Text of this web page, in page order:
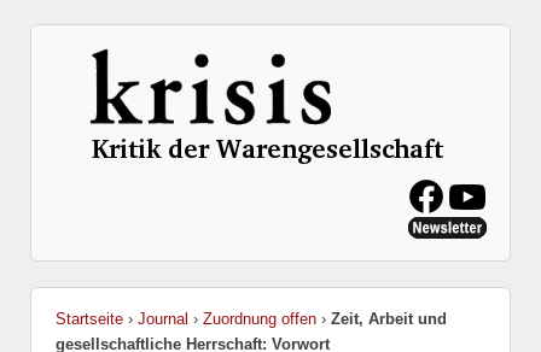
Startseite › Journal › Zuordnung offen › Zeit, Arbeit und
gesellschaftliche Herrschaft: Vorwort